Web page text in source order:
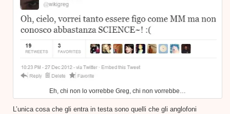
Eh, chi non lo vorrebbe Greg, chi non vorrebbe…
L’unica cosa che gli entra in testa sono quelli che gli anglofoni